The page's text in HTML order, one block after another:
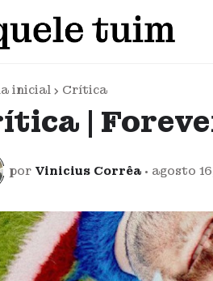
inicial Crítica
|
por Vinicius Corrêa • agosto